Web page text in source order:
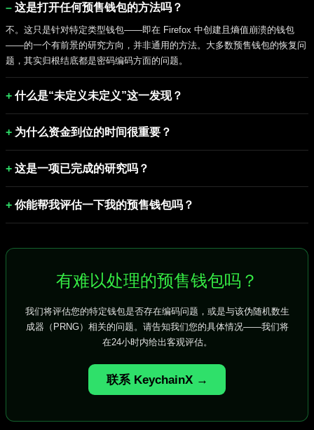
这是打开任何预售钱包的方法吗？
不。这只是针对特定类型钱包——即在 Firefox 中创建且熵值崩溃的钱包
——的一个有前景的研究方向，并非通用的方法。大多数预售钱包的恢复问
题，其实归根结底都是密码编码方面的问题。
什么是“未定义未定义”这一发现？
为什么资金到位的时间很重要？
这是一项已完成的研究吗？
你能帮我评估一下我的预售钱包吗？
有难以处理的预售钱包吗？
我们将评估您的特定钱包是否存在编码问题，或是与该伪随机数生
成器（PRNG）相关的问题。请告知我们您的具体情况——我们将
在24小时内给出客观评估。
联系 KeychainX →